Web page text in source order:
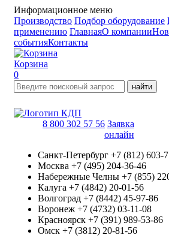
Информационное меню
Производство Подбор оборудование
применению ГлавнаяО компании
событияКонтакты
Корзина
0
найти
8 800 302 57 56 Заявка
онлайн
Санкт-Петербург +7 (812) 603-
Москва +7 (495) 204-36-46
Набережные Челны +7 (855)
Калуга +7 (4842) 20-01-56
Волгоград +7 (8442) 45-97-86
Воронеж +7 (4732) 03-11-08
Красноярск +7 (391) 989-53-86
Омск +7 (3812) 20-81-56